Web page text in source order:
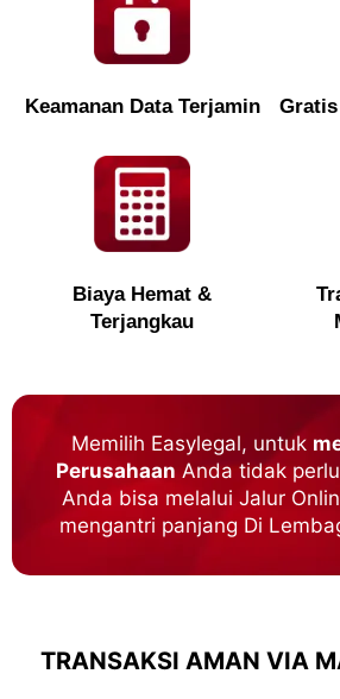
Keamanan Data Terjamin
Biaya Hemat &
Terjangkau
Memilih Easylegal, untuk
PerusahaanAnda tidak
Anda bisa melalui Jalur
mengantri panjang Di
TRANSAKSI AMAN VIA